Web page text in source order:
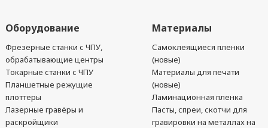
Оборудование
Фрезерные станки с ЧПУ,
обрабатывающие центры
Токарные станки с ЧПУ
Планшетные режущие
плоттеры
Лазерные гравёры и
раскройщики
Материалы
Самоклеящиеся пленки
(новые)
Материалы для печати
(новые)
Ламинационная пленка
Пасты, спреи, скотчи для
гравировки на металлах на